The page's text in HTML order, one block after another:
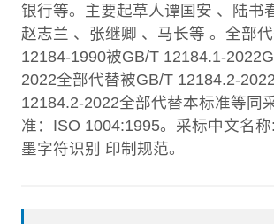
银行等。主要起草人谭国安 、陆书
赵志兰 、张继卿 、马长等 。全部
12184-1990被GB/T 12184.1-
2022全部代替被GB/T 12184.2-
12184.2-2022全部代替本标准等同
准：ISO 1004:1995。采标中文名
墨字符识别 印制规范。